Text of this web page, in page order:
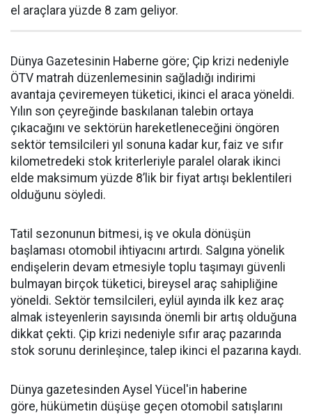
el araçlara yüzde 8 zam geliyor.
Dünya Gazetesinin Haberne göre; Çip krizi nedeniyle
ÖTV matrah düzenlemesinin sağladığı indirimi
avantaja çeviremeyen tüketici, ikinci el araca yöneldi.
Yılın son çeyreğinde baskılanan talebin ortaya
çıkacağını ve sektörün hareketleneceğini öngören
sektör temsilcileri yıl sonuna kadar kur, faiz ve sıfır
kilometredeki stok kriterleriyle paralel olarak ikinci
elde maksimum yüzde 8’lik bir fiyat artışı beklentileri
olduğunu söyledi.
Tatil sezonunun bitmesi, iş ve okula dönüşün
başlaması otomobil ihtiyacını artırdı. Salgına yönelik
endişelerin devam etmesiyle toplu taşımayı güvenli
bulmayan birçok tüketici, bireysel araç sahipliğine
yöneldi. Sektör temsilcileri, eylül ayında ilk kez araç
almak isteyenlerin sayısında önemli bir artış olduğuna
dikkat çekti. Çip krizi nedeniyle sıfır araç pazarında
stok sorunu derinleşince, talep ikinci el pazarına kaydı.
Dünya gazetesinden Aysel Yücel'in haberine
göre, hükümetin düşüşe geçen otomobil satışlarını